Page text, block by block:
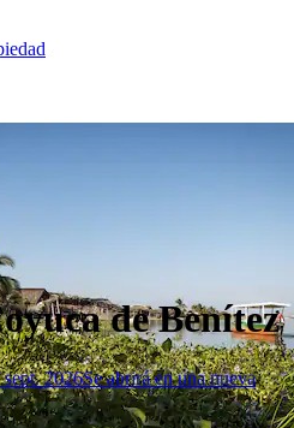
de Benítez
2026Se abrirá en una nueva